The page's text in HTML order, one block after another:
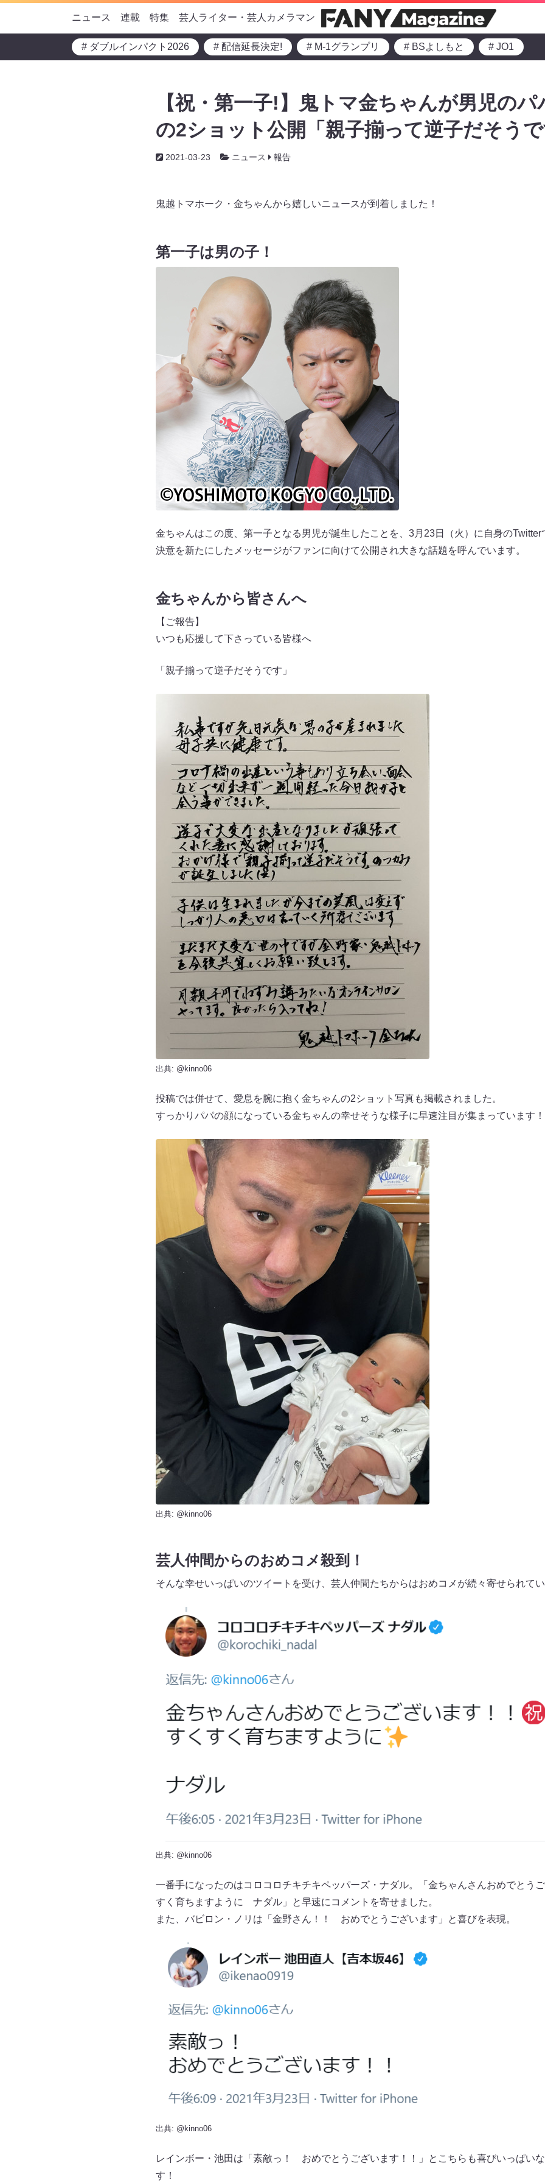
ニュース 連載 特集 芸人ライター・芸人カメラマン
# ダブルインパクト2026 # 配信延長決定! # M-1グランプリ # BSよしもと # JO1
【祝・第一子!】鬼トマ金ちゃんが男児の
の2ショット公開「親子揃って逆子だそう
2021-03-23 ニュース 報告
鬼越トマホーク・金ちゃんから嬉しいニュースが到着しました！
第一子は男の子！
金ちゃんはこの度、第一子となる男児が誕生したことを、3月23日（火）に自身のTwitter
決意を新たにしたメッセージがファンに向けて公開され大きな話題を呼んでいます。
金ちゃんから皆さんへ
【ご報告】
いつも応援して下さっている皆様へ
「親子揃って逆子だそうです」
出典: @kinno06
投稿では併せて、愛息を腕に抱く金ちゃんの2ショット写真も掲載されました。
すっかりパパの顔になっている金ちゃんの幸せそうな様子に早速注目が集まっています！
出典: @kinno06
芸人仲間からのおめコメ殺到！
そんな幸せいっぱいのツイートを受け、芸人仲間たちからはおめコメが続々寄せられて
出典: @kinno06
一番手になったのはコロコロチキチキペッパーズ・ナダル。「金ちゃんさんおめでとう
すく育ちますように ナダル」と早速にコメントを寄せました。
また、バビロン・ノリは「金野さん！！ おめでとうございます」と喜びを表現。
出典: @kinno06
レインボー・池田は「素敵っ！ おめでとうございます！！」とこちらも喜びいっぱい
す！